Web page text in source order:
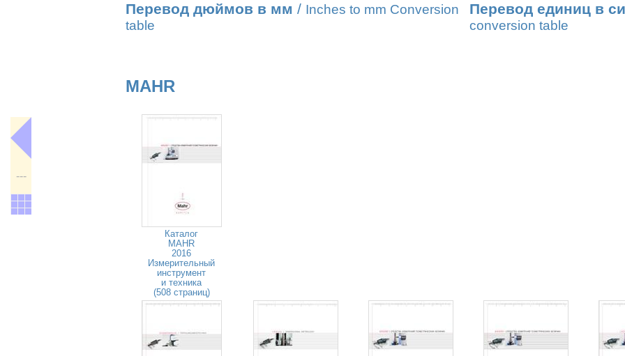
Перевод дюймов в мм / Inches to mm Conversion
table
Перевод единиц в
conversion table
MAHR
Каталог
MAHR
2016
Измерительный
инструмент
и техника
(508 страниц)
---